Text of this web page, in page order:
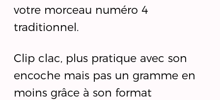
votre morceau numéro 4
traditionnel.
Clip clac, plus pratique avec son
encoche mais pas un gramme en
moins grâce à son format